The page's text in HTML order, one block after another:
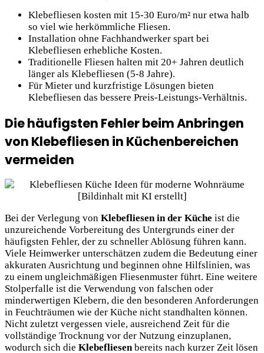
Klebefliesen kosten mit 15-30 Euro/m² nur etwa halb
so viel wie herkömmliche Fliesen.
Installation ohne Fachhandwerker spart bei
Klebefliesen erhebliche Kosten.
Traditionelle Fliesen halten mit 20+ Jahren deutlich
länger als Klebefliesen (5-8 Jahre).
Für Mieter und kurzfristige Lösungen bieten
Klebefliesen das bessere Preis-Leistungs-Verhältnis.
Die häufigsten Fehler beim Anbringen
von Klebefliesen in Küchenbereichen
vermeiden
Bei der Verlegung von Klebefliesen in der Küche ist die
unzureichende Vorbereitung des Untergrunds einer der
häufigsten Fehler, der zu schneller Ablösung führen kann.
Viele Heimwerker unterschätzen zudem die Bedeutung einer
akkuraten Ausrichtung und beginnen ohne Hilfslinien, was
zu einem ungleichmäßigen Fliesenmuster führt. Eine weitere
Stolperfalle ist die Verwendung von falschen oder
minderwertigen Klebern, die den besonderen Anforderungen
in Feuchträumen wie der Küche nicht standhalten können.
Nicht zuletzt vergessen viele, ausreichend Zeit für die
vollständige Trocknung vor der Nutzung einzuplanen,
wodurch sich die Klebefliesenbereits nach kurzer Zeit lösen